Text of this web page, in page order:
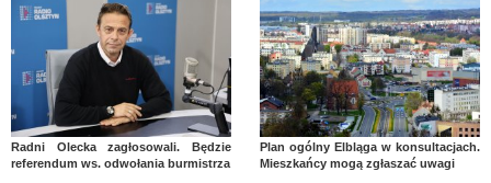
Radni Olecka zagłosowali. Będzie
referendum ws. odwołania burmistrza
Plan ogólny Elbląga w konsultacjach.
Mieszkańcy mogą zgłaszać uwagi